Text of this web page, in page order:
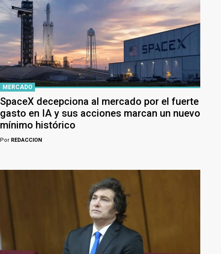
MERCADO
SpaceX decepciona al mercado por el fuerte
gasto en IA y sus acciones marcan un nuevo
mínimo histórico
Por REDACCION